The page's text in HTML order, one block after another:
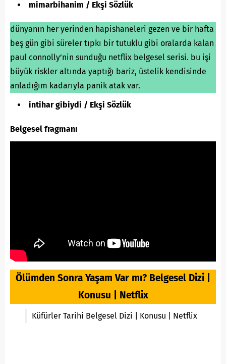
mimarbihanim / Ekşi Sözlük
dünyanın her yerinden hapishaneleri gezen ve bir hafta
beş gün gibi süreler tıpkı bir tutuklu gibi oralarda kalan
paul connolly’nin sunduğu netflix belgesel serisi. bu işi
büyük riskler altında yaptığı bariz, üstelik kendisinde
anladığım kadarıyla panik atak var.
intihar gibiydi / Ekşi Sözlük
Belgesel fragmanı
Ölümden Sonra Yaşam Var mı? Belgesel Dizi |
Konusu | Netflix
Küfürler Tarihi Belgesel Dizi | Konusu | Netflix